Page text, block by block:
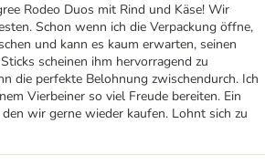
Rodeo Duos mit Rind und Käse! Wir
Schon wenn ich die Verpackung öffne,
und kann es kaum erwarten, seinen
scheinen ihm hervorragend zu
die perfekte Belohnung zwischendurch. Ich
Vierbeiner so viel Freude bereiten. Ein
wir gerne wieder kaufen. Lohnt sich zu